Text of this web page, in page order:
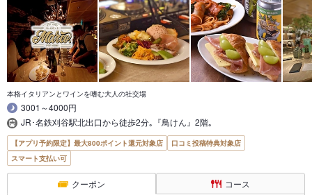
本格イタリアンとワインを嗜む大人の社交場
3001～4000円
JR･名鉄刈谷駅北出口から徒歩2分｡『鳥けん』2階｡
【アプリ予約限定】最大800ポイント還元対象店
口コミ投稿特典対象店
スマート支払い可
クーポン コース